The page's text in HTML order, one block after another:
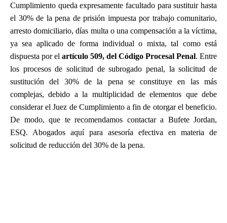
Cumplimiento queda expresamente facultado para sustituir hasta
el 30% de la pena de prisión impuesta por trabajo comunitario,
arresto domiciliario, días multa o una compensación a la víctima,
ya sea aplicado de forma individual o mixta, tal como está
dispuesta por el artículo 509, del Código Procesal Penal. Entre
los procesos de solicitud de subrogado penal, la solicitud de
sustitución del 30% de la pena se constituye en las más
complejas, debido a la multiplicidad de elementos que debe
considerar el Juez de Cumplimiento a fin de otorgar el beneficio.
De modo, que te recomendamos contactar a Bufete Jordan,
ESQ. Abogados aquí para asesoría efectiva en materia de
solicitud de reducción del 30% de la pena.